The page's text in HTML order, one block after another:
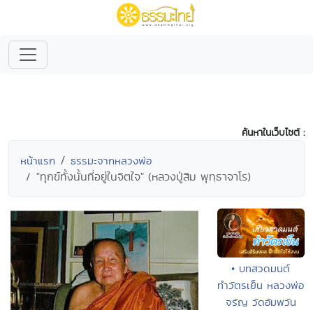
ค้นหาในเว็บไซต์ :
หน้าแรก ธรรมะจากหลวงพ่อ
"ทุกข์ทั้งนั้นที่อยู่ในจิตใจ" (หลวงปู่สิม พุทฺธาจาโร)
• บทสวดมนต์
ทำวัตรเย็น หลวงพ่อ
จรัญ วัดอัมพวัน